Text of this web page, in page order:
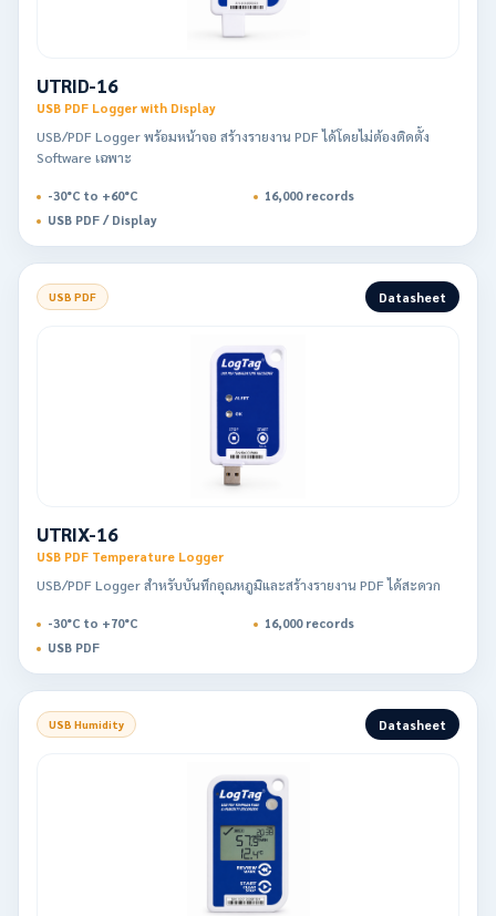
UTRID-16
USB PDF Logger with Display
USB/PDF Logger พร้อมหน้าจอ สร้างรายงาน PDF ได้โดยไม่ต้องติดตั้ง
Software เฉพาะ
-30°C to +60°C
16,000 records
USB PDF / Display
USB PDF Datasheet
UTRIX-16
USB PDF Temperature Logger
USB/PDF Logger สำหรับบันทึกอุณหภูมิและสร้างรายงาน PDF ได้สะดวก
-30°C to +70°C
16,000 records
USB PDF
USB Humidity Datasheet